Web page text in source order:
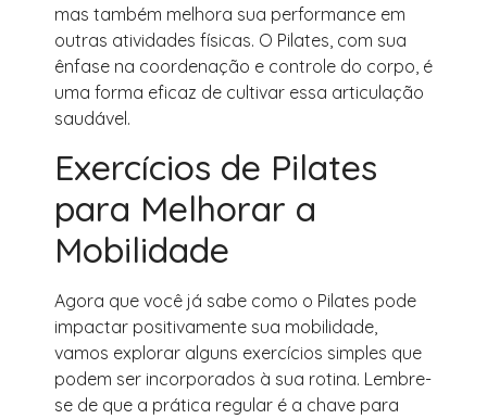
mas também melhora sua performance em
outras atividades físicas. O Pilates, com sua
ênfase na coordenação e controle do corpo, é
uma forma eficaz de cultivar essa articulação
saudável.
Exercícios de Pilates
para Melhorar a
Mobilidade
Agora que você já sabe como o Pilates pode
impactar positivamente sua mobilidade,
vamos explorar alguns exercícios simples que
podem ser incorporados à sua rotina. Lembre-
se de que a prática regular é a chave para